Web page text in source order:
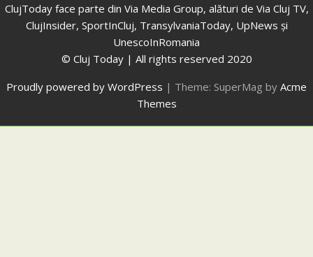
ClujToday face parte din Via Media Group, alături de Via Cluj TV,
ClujInsider, SportInCluj, TransylvaniaToday, UpNews și
UnescoInRomania
© Cluj Today | All rights reserved 2020
Proudly powered by WordPress | Theme: SuperMag by Acme
Themes